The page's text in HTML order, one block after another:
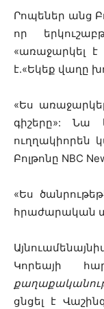
Րոպեներ անց
որ
«առաջարկել
է.«Եկեք վաղը
«Ես
գիշերը»: Նա
ուղղակիորեն
Բոլթոնը NBC
«Ես
հրաժարական
Կորեայի
ցնցել է